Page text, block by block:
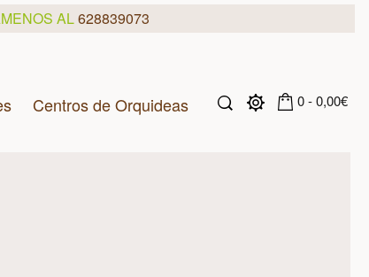
AL628839073
Centros de Orquideas 0 - 0,00€